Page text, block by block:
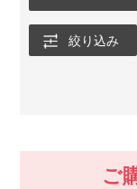
絞り込み
ご